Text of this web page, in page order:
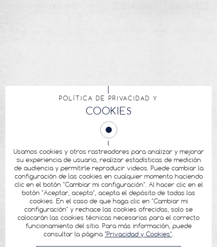
POLÍTICA DE PRIVACIDAD Y
COOKIES
Usamos cookies y otros rastreadores para analizar y mejorar
su experiencia de usuario, realizar estadísticas de medición
de audiencia y permitirle reproducir videos. Puede cambiar la
configuración de las cookies en cualquier momento haciendo
clic en el botón "Cambiar mi configuración". Al hacer clic en el
botón "Aceptar, acepto", acepta el depósito de todas las
cookies. En el caso de que haga clic en "Cambiar mi
configuración" y rechace las cookies ofrecidas, solo se
colocarán las cookies técnicas necesarias para el correcto
funcionamiento del sitio. Para más información, puede
consultar la página "Privacidad y Cookies".